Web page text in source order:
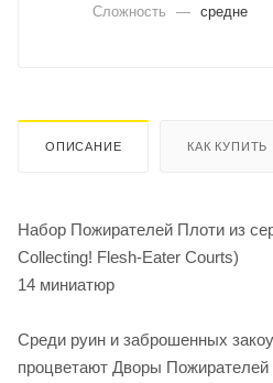
Сложность
— средне
ОПИСАНИЕ КАК КУПИТЬ
Набор Пожирателей Плоти из
Collecting! Flesh-Eater Courts)
14 миниатюр
Среди руин и заброшенных
процветают Дворы